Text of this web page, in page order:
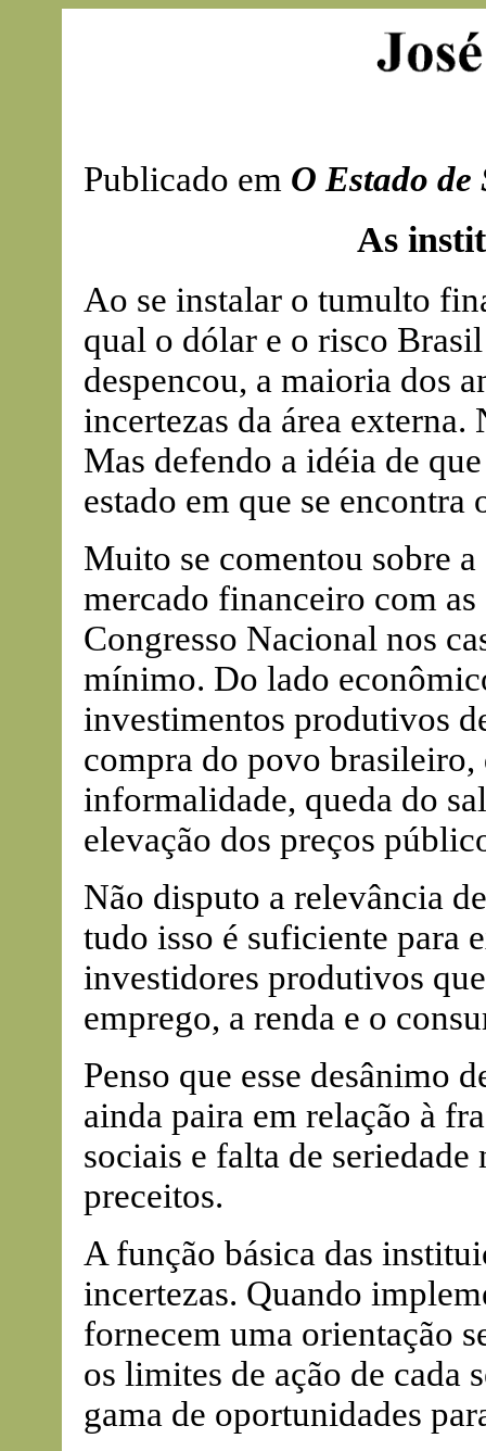
Publicado em O Estado de
As
Ao se instalar o tumulto
qual o dólar e o risco
despencou, a maioria dos
incertezas da área
Mas defendo a idéia de
estado em que se encontra
Muito se comentou sobre
mercado financeiro com
Congresso Nacional nos
mínimo. Do lado
investimentos produtivos
compra do povo brasileiro,
informalidade, queda do
elevação dos preços
Não disputo a relevância
tudo isso é suficiente para
investidores produtivos
emprego, a renda e o
Penso que esse desânimo
ainda paira em relação à
sociais e falta de
preceitos.
A função básica das
incertezas. Quando
fornecem uma orientação
os limites de ação de cada
gama de oportunidades